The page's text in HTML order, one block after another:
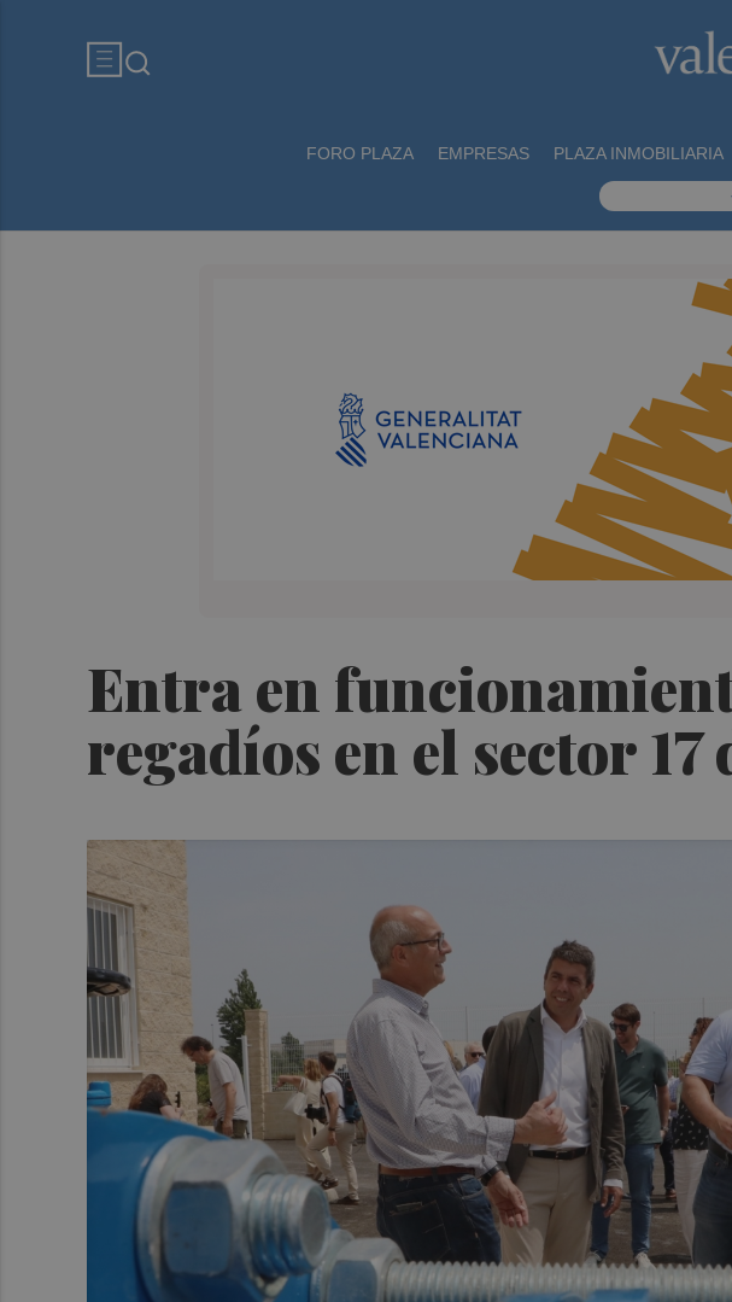
FORO PLAZA EMPRESAS PLAZA INMOBILIARIA
Entra en
regadíos en el sector